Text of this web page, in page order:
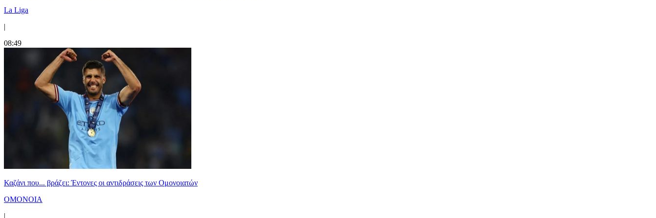
La Liga
|
08:49
Καζάνι που... βράζει: Έντονες οι αντιδράσεις των Ομονοιατών
ΟΜΟΝΟΙΑ
|